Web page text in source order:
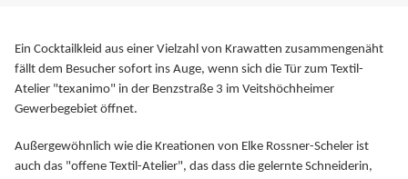
Ein Cocktailkleid aus einer Vielzahl von Krawatten zusammengenäht
fällt dem Besucher sofort ins Auge, wenn sich die Tür zum Textil-
Atelier "texanimo" in der Benzstraße 3 im Veitshöchheimer
Gewerbegebiet öffnet.
Außergewöhnlich wie die Kreationen von Elke Rossner-Scheler ist
auch das "offene Textil-Atelier", das dass die gelernte Schneiderin,